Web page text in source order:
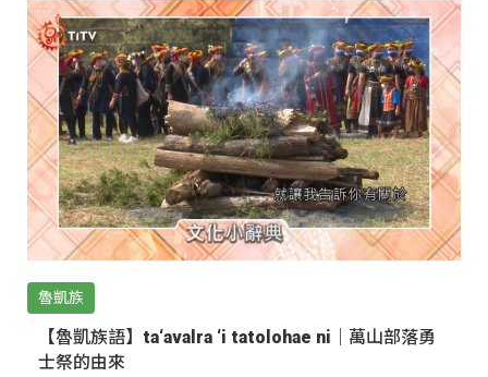
魯凱族
【魯凱族語】ta‘avalra ‘i tatolohae ni｜萬山部落勇
士祭的由來